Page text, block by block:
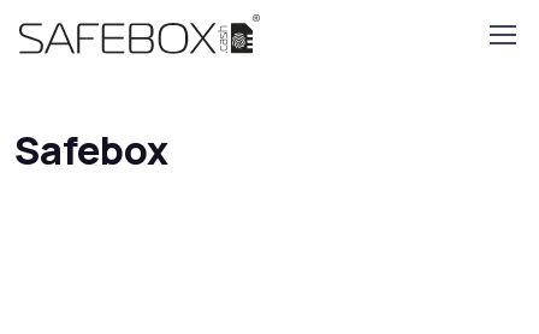
Safebox